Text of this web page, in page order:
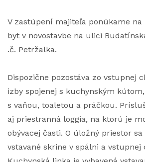
V zastúpení majiteľa ponúkame na
byt v novostavbe na ulici
.č. Petržalka.
Dispozične pozostáva zo vstupnej
izby spojenej s kuchynským
s vaňou, toaletou a práčkou.
aj priestranná loggia, na ktorú je
obývacej časti. O úložný priestor sa
vstavané skrine v spálni a vstupnej